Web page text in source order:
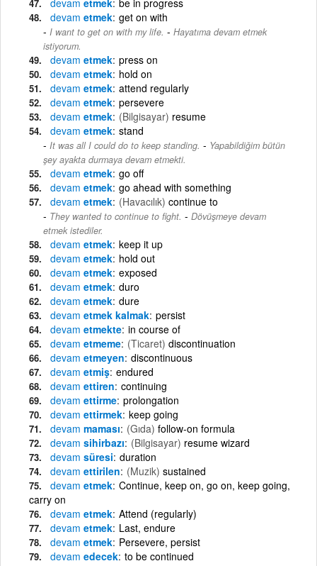
devam etmek get on with
I want to get on with my life. - Hayatıma devam etmek
istiyorum.
devam etmek press on
devam etmek hold on
devam etmek attend regularly
devam etmek persevere
devam etmek (Bilgisayar) resume
devam etmek stand
It was all I could do to keep standing. - Yapabildiğim bütün
şey ayakta durmaya devam etmekti.
devam etmek go off
devam etmek go ahead with something
devam etmek (Havacılık) continue to
They wanted to continue to fight. - Dövüşmeye devam
etmek istediler.
devam etmek keep it up
devam etmek hold out
devam etmek exposed
devam etmek duro
devam etmek dure
devam etmek kalmak persist
devam etmekte in course of
devam etmeme (Ticaret) discontinuation
devam etmeyen discontinuous
devam etmiş endured
devam ettiren continuing
devam ettirme prolongation
devam ettirmek keep going
devam maması (Gıda) follow-on formula
devam sihirbazı (Bilgisayar) resume wizard
devam süresi duration
devam ettirilen (Muzik) sustained
devam etmek Continue, keep on, go on, keep going,
carry on
devam etmek Attend (regularly)
devam etmek Last, endure
devam etmek Persevere, persist
devam edecek to be continued